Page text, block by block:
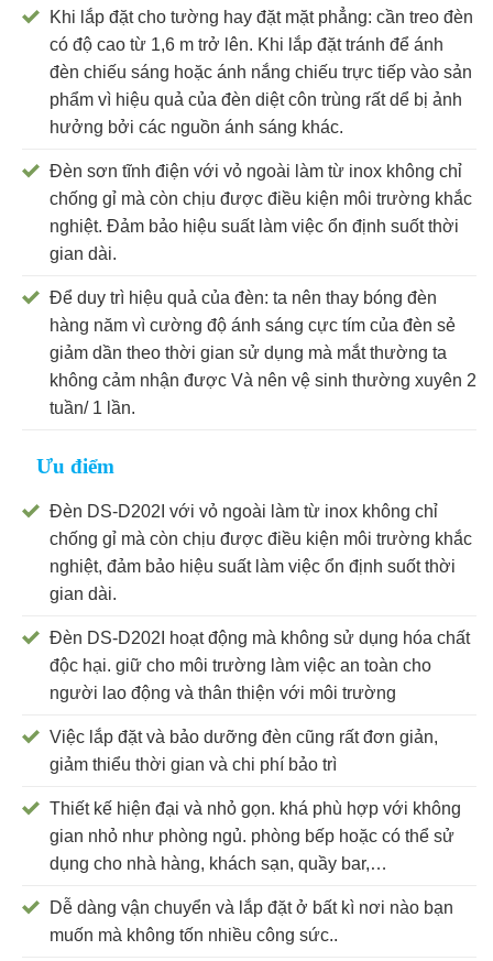
Khi lắp đặt cho tường hay đặt mặt phẳng: cần treo đèn
có độ cao từ 1,6 m trở lên. Khi lắp đặt tránh để ánh
đèn chiếu sáng hoặc ánh nắng chiếu trực tiếp vào sản
phẩm vì hiệu quả của đèn diệt côn trùng rất dể bị ảnh
hưởng bởi các nguồn ánh sáng khác.
Đèn sơn tĩnh điện với vỏ ngoài làm từ inox không chỉ
chống gỉ mà còn chịu được điều kiện môi trường khắc
nghiệt. Đảm bảo hiệu suất làm việc ổn định suốt thời
gian dài.
Để duy trì hiệu quả của đèn: ta nên thay bóng đèn
hàng năm vì cường độ ánh sáng cực tím của đèn sẻ
giảm dần theo thời gian sử dụng mà mắt thường ta
không cảm nhận được Và nên vệ sinh thường xuyên 2
tuần/ 1 lần.
Ưu điểm
Đèn DS-D202I với vỏ ngoài làm từ inox không chỉ
chống gỉ mà còn chịu được điều kiện môi trường khắc
nghiệt, đảm bảo hiệu suất làm việc ổn định suốt thời
gian dài.
Đèn DS-D202I hoạt động mà không sử dụng hóa chất
độc hại. giữ cho môi trường làm việc an toàn cho
người lao động và thân thiện với môi trường
Việc lắp đặt và bảo dưỡng đèn cũng rất đơn giản,
giảm thiểu thời gian và chi phí bảo trì
Thiết kế hiện đại và nhỏ gọn. khá phù hợp với không
gian nhỏ như phòng ngủ. phòng bếp hoặc có thể sử
dụng cho nhà hàng, khách sạn, quầy bar,…
Dễ dàng vận chuyển và lắp đặt ở bất kì nơi nào bạn
muốn mà không tốn nhiều công sức..